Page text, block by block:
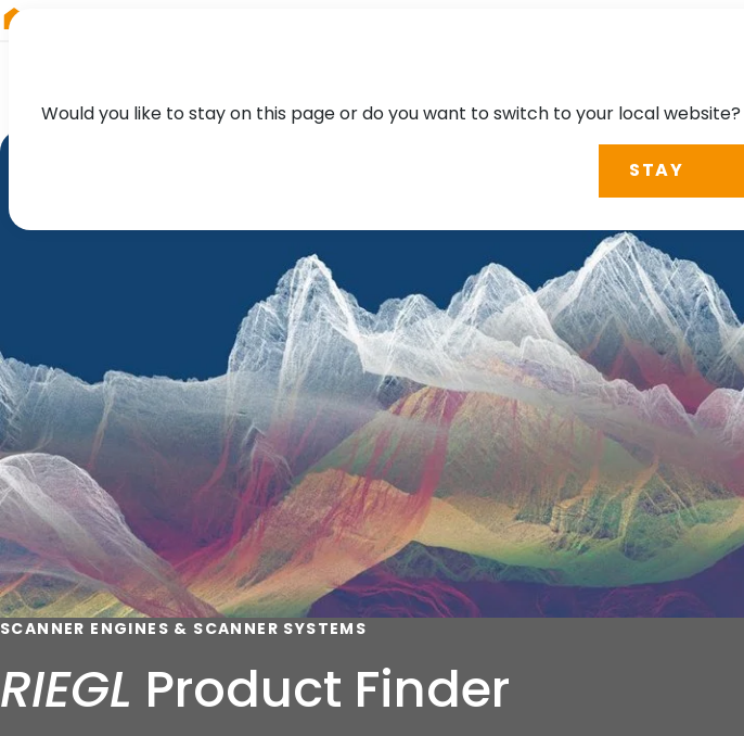
SCANNER ENGINES & SCANNER SYSTEMS
RIEGL Product Finder
Would you like to stay on this page or do you want to switch to your local website?
STAY